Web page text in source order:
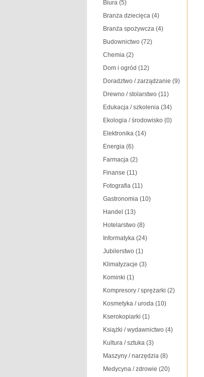
Biura (5)
Branża dziecięca (4)
Branża spożywcza (4)
Budownictwo (72)
Chemia (2)
Dom i ogród (12)
Doradztwo / zarządzanie (9)
Drewno / stolarstwo (11)
Edukacja / szkolenia (34)
Ekologia / środowisko (0)
Elektronika (14)
Energia (6)
Farmacja (2)
Finanse (11)
Fotografia (11)
Gastronomia (10)
Handel (13)
Hotelarstwo (8)
Informatyka (24)
Jubilerstwo (1)
Klimatyzacje (3)
Kominki (1)
Kompresory / sprężarki (2)
Kosmetyka / uroda (10)
Kserokopiarki (1)
Książki / wydawnictwo (4)
Kultura / sztuka (3)
Maszyny / narzędzia (8)
Medycyna / zdrowie (20)